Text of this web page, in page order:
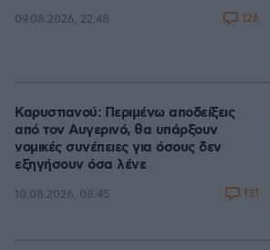
09.08.2026, 22:48 126
Καρυστιανού: Περιμένω αποδείξεις
από τον Αυγερινό, θα υπάρξουν
νομικές συνέπειες για όσους δεν
εξηγήσουν όσα λένε
10.08.2026, 08:45 131